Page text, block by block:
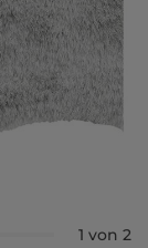
1 von 2